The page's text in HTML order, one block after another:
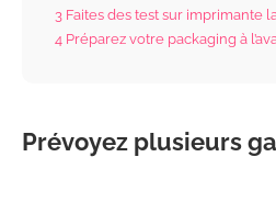
3 Faites des test sur imprimante
4 Préparez votre packaging à
Prévoyez plusieurs